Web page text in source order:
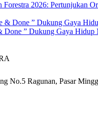
2026: Pertunjukan
Done ” Dukung Gaya Hidup
No.5 Ragunan, Pasar